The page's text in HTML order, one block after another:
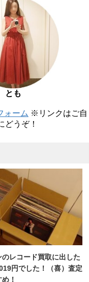
とも
ォーム ※リンクはご自
どうぞ！
レコード買取に出した
円でした！（喜）査定
！